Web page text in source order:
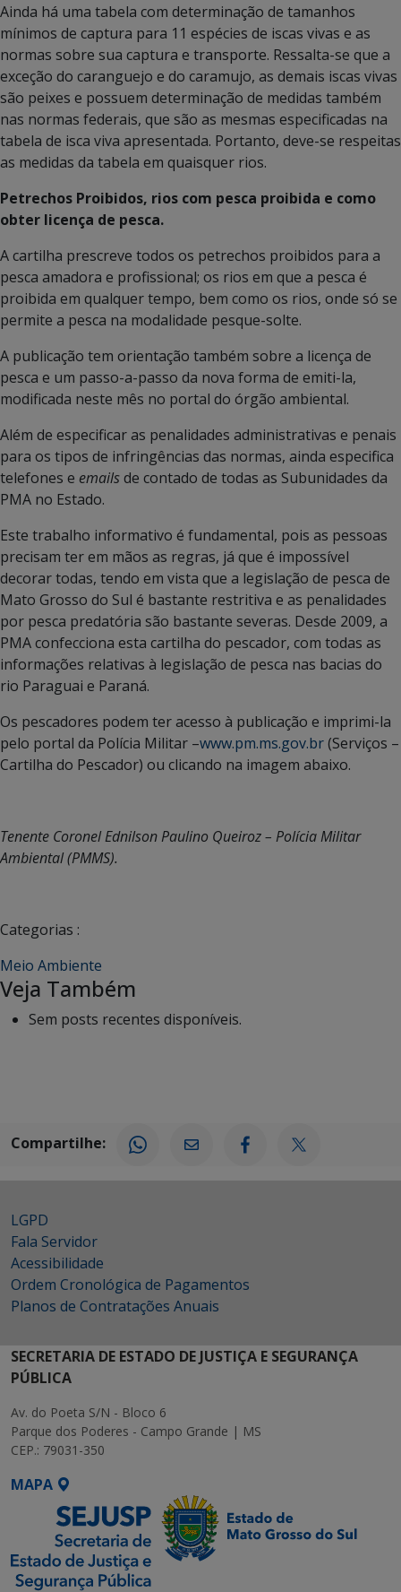
Ainda há uma tabela com determinação de tamanhos
mínimos de captura para 11 espécies de iscas vivas e as
normas sobre sua captura e transporte. Ressalta-se que a
exceção do caranguejo e do caramujo, as demais iscas vivas
são peixes e possuem determinação de medidas também
nas normas federais, que são as mesmas especificadas na
tabela de isca viva apresentada. Portanto, deve-se respeitas
as medidas da tabela em quaisquer rios.
Petrechos Proibidos, rios com pesca proibida e como
obter licença de pesca.
A cartilha prescreve todos os petrechos proibidos para a
pesca amadora e profissional; os rios em que a pesca é
proibida em qualquer tempo, bem como os rios, onde só se
permite a pesca na modalidade pesque-solte.
A publicação tem orientação também sobre a licença de
pesca e um passo-a-passo da nova forma de emiti-la,
modificada neste mês no portal do órgão ambiental.
Além de especificar as penalidades administrativas e penais
para os tipos de infringências das normas, ainda especifica
telefones e emailsde contado de todas as Subunidades da
PMA no Estado.
Este trabalho informativo é fundamental, pois as pessoas
precisam ter em mãos as regras, já que é impossível
decorar todas, tendo em vista que a legislação de pesca de
Mato Grosso do Sul é bastante restritiva e as penalidades
por pesca predatória são bastante severas. Desde 2009, a
PMA confecciona esta cartilha do pescador, com todas as
informações relativas à legislação de pesca nas bacias do
rio Paraguai e Paraná.
Os pescadores podem ter acesso à publicação e imprimi-la
pelo portal da Polícia Militar –www.pm.ms.gov.br(Serviços –
Cartilha do Pescador) ou clicando na imagem abaixo.
Tenente Coronel Ednilson Paulino Queiroz – Polícia Militar
Ambiental (PMMS).
Categorias :
Meio Ambiente
Veja Também
Sem posts recentes disponíveis.
Compartilhe:
LGPD
Fala Servidor
Acessibilidade
Ordem Cronológica de Pagamentos
Planos de Contratações Anuais
SECRETARIA DE ESTADO DE JUSTIÇA E SEGURANÇA
PÚBLICA
Av. do Poeta S/N - Bloco 6
Parque dos Poderes - Campo Grande | MS
CEP.: 79031-350
MAPA